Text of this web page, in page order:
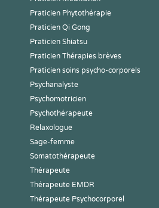
Praticien Phytothérapie
Praticien Qi Gong
Praticien Shiatsu
Praticien Thérapies brèves
Praticien soins psycho-corporels
Psychanalyste
Psychomotricien
Psychothérapeute
Relaxologue
Sage-femme
Somatothérapeute
Thérapeute
Thérapeute EMDR
Thérapeute Psychocorporel